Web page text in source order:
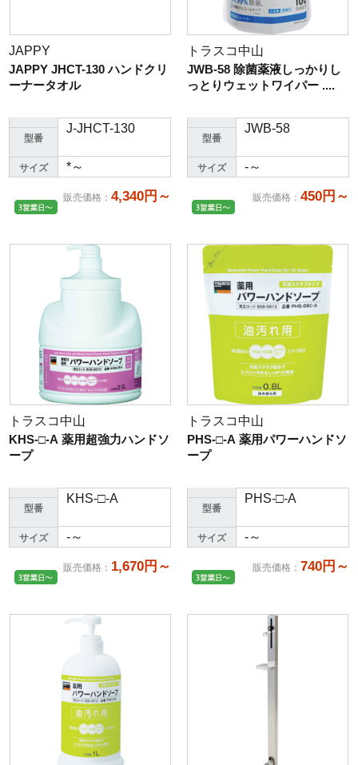
JAPPY
JAPPY JHCT-130 ハンドクリ
ーナータオル
型番
J-JHCT-130
サイズ *～
販売価格 ： 4,340円～
トラスコ中山
JWB-58 除菌薬液しっかりし
っとりウェットワイパー ....
型番
JWB-58
サイズ -～
販売価格 ： 450円～
トラスコ中山
KHS-□-A 薬用超強力ハンドソ
ープ
型番
KHS-□-A
サイズ -～
販売価格 ： 1,670円～
トラスコ中山
PHS-□-A 薬用パワーハンドソ
ープ
型番
PHS-□-A
サイズ -～
販売価格 ： 740円～